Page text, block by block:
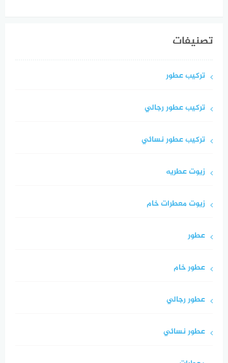
تصنيفات
تركيب عطور
تركيب عطور رجالي
تركيب عطور نسائي
زيوت عطريه
زيوت معطرات خام
عطور
عطور خام
عطور رجالي
عطور نسائي